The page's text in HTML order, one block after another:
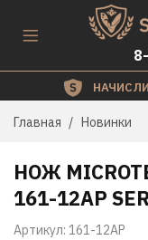
Главная Новинки
Артикул: 161-12AP
НОЖ
161-12AP